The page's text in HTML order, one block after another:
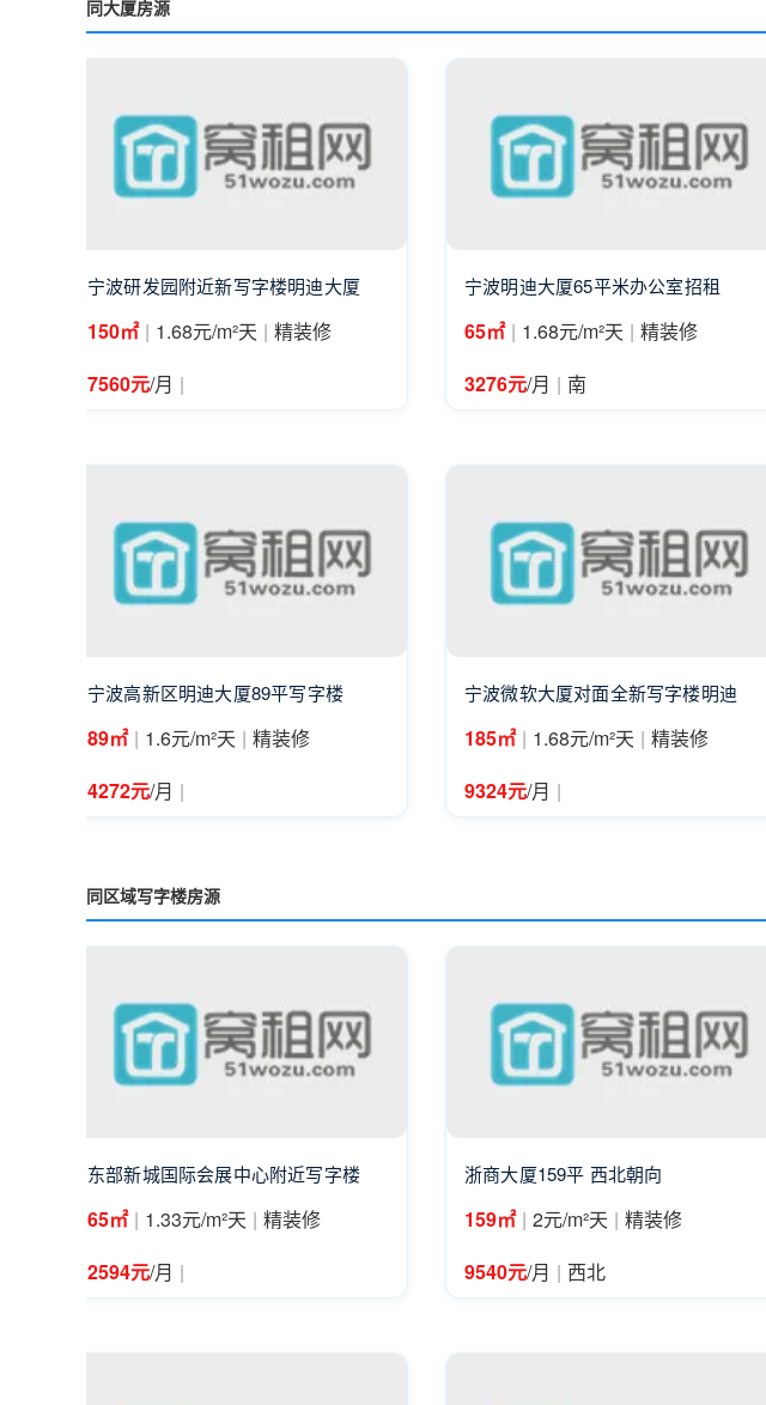
同大厦房源
宁波研发园附近新写字楼明迪大厦
150㎡ | 1.68元/m²天 | 精装修
7560元/月 |
宁波明迪大厦65平米办公室招租
65㎡ | 1.68元/m²天 | 精装修
3276元/月 | 南
宁波高新区明迪大厦89平写字楼
89㎡ | 1.6元/m²天 | 精装修
4272元/月 |
宁波微软大厦对面全新写字楼明迪
185㎡ | 1.68元/m²天 | 精装修
9324元/月 |
同区域写字楼房源
东部新城国际会展中心附近写字楼
65㎡ | 1.33元/m²天 | 精装修
2594元/月 |
浙商大厦159平 西北朝向
159㎡ | 2元/m²天 | 精装修
9540元/月 | 西北